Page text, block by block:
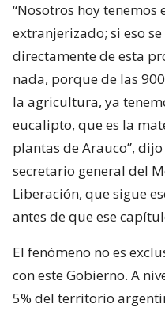
“Nosotros hoy
extranjerizado; si eso
directamente de esta
nada, porque de las
la agricultura, ya
eucalipto, que es la
plantas de Arauco”,
secretario general del
Liberación, que sigue
antes de que ese
El fenómeno no es
con este Gobierno. A
5% del territorio